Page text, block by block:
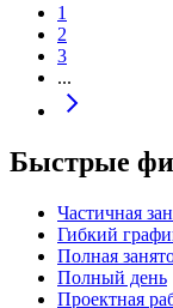
1
2
3
...
Быстрые
Частичная
Гибкий
Полная
Полный день
Проектная